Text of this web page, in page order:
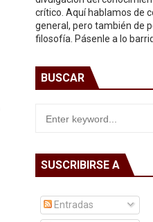
crítico. Aquí hablamos de
general, pero también de
filosofía. Pásenle a lo
BUSCAR
SUSCRIBIRSE A
Entradas